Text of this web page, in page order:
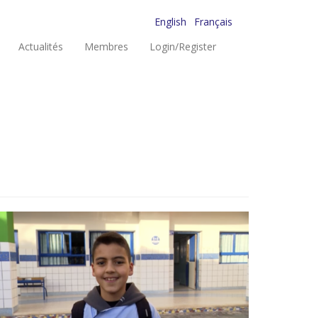
English
Français
Actualités Membres Login/Register